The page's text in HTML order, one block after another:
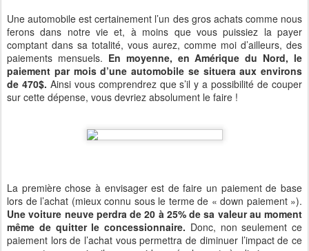
Une automobile est certainement l’un des gros achats comme nous
ferons dans notre vie et, à moins que vous puissiez la payer
comptant dans sa totalité, vous aurez, comme moi d’ailleurs, des
paiements mensuels. En moyenne, en Amérique du Nord, le
paiement par mois d’une automobile se situera aux environs
de 470$. Ainsi vous comprendrez que s’il y a possibilité de couper
sur cette dépense, vous devriez absolument le faire !
La première chose à envisager est de faire un paiement de base
lors de l’achat (mieux connu sous le terme de « down paiement »).
Une voiture neuve perdra de 20 à 25% de sa valeur au moment
même de quitter le concessionnaire. Donc, non seulement ce
paiement lors de l’achat vous permettra de diminuer l’impact de ce